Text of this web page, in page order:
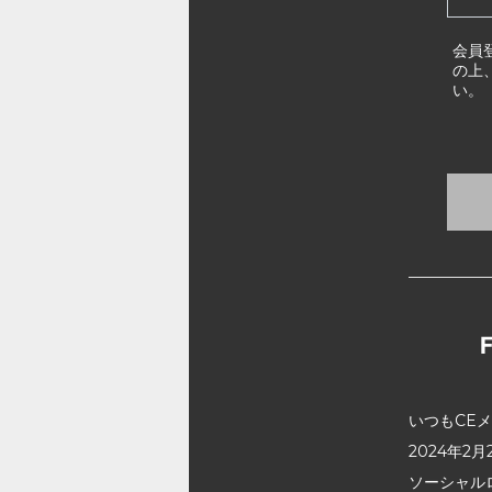
会員
の上
い。
いつもCE
2024年2月
ソーシャ